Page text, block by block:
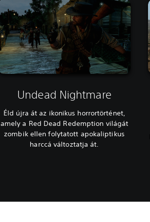
Undead Nightmare
Éld újra át az ikonikus horrortörténet,
amely a Red Dead Redemption világát
zombik ellen folytatott apokaliptikus
harccá változtatja át.